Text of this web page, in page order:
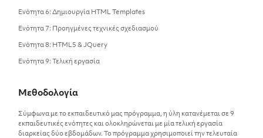
Ενότητα 6: Δημιουργία HTML Templates
Ενότητα 7: Προηγμένες τεχνικές σχεδιασμού
Ενότητα 8: HTML5 & JQuery
Ενότητα 9: Τελική εργασία
Μεθοδολογία
Σύμφωνα με το εκπαιδευτικό μας πρόγραμμα, η ύλη κατανέμεται σε 9
εκπαιδευτικές ενότητες και ολοκληρώνεται με μία τελική εργασία
διαρκείας δύο εβδομάδων. Το πρόγραμμα χρησιμοποιεί την τελευταία